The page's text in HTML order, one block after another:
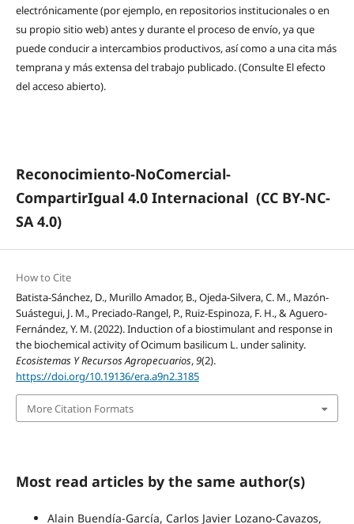
electrónicamente (por ejemplo, en repositorios institucionales o en
su propio sitio web) antes y durante el proceso de envío, ya que
puede conducir a intercambios productivos, así como a una cita más
temprana y más extensa del trabajo publicado. (Consulte El efecto
del acceso abierto).
Reconocimiento-NoComercial-
CompartirIgual 4.0 Internacional (CC BY-NC-
SA 4.0)
How to Cite
Batista-Sánchez, D., Murillo Amador, B., Ojeda-Silvera, C. M., Mazón-
Suástegui, J. M., Preciado-Rangel, P., Ruiz-Espinoza, F. H., & Aguero-
Fernández, Y. M. (2022). Induction of a biostimulant and response in
the biochemical activity of Ocimum basilicum L. under salinity.
Ecosistemas Y Recursos Agropecuarios,9(2).
https://doi.org/10.19136/era.a9n2.3185
More Citation Formats
Most read articles by the same author(s)
Alain Buendía-García, Carlos Javier Lozano-Cavazos,